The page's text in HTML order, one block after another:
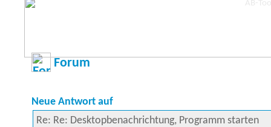
Forum
Neue Antwort auf
Re: Re: Desktopbenachrichtung, Programm starten